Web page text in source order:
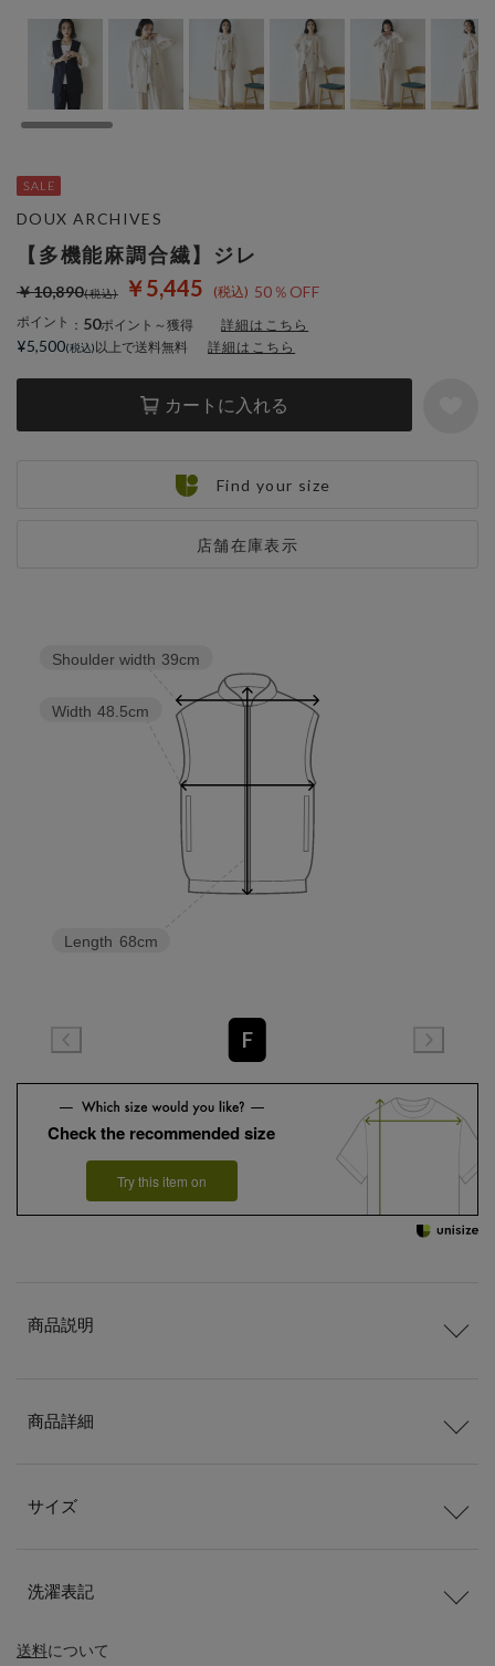
【多機能麻調合繊】ジレ
￥5,445 50％OFF
￥10,890
ポイント ： 50ポイント～獲得 詳細はこちら
カートに入れる
店舗在庫表示
DOUX ARCHIVES
¥5,500 以上で送料無料 詳細はこちら
Find your size
Length 68cm
Width 48.5cm
Shoulder width 39cm
F
Check the recommended size
Try this item on
送料について
商品説明
商品詳細
サイズ
洗濯表記